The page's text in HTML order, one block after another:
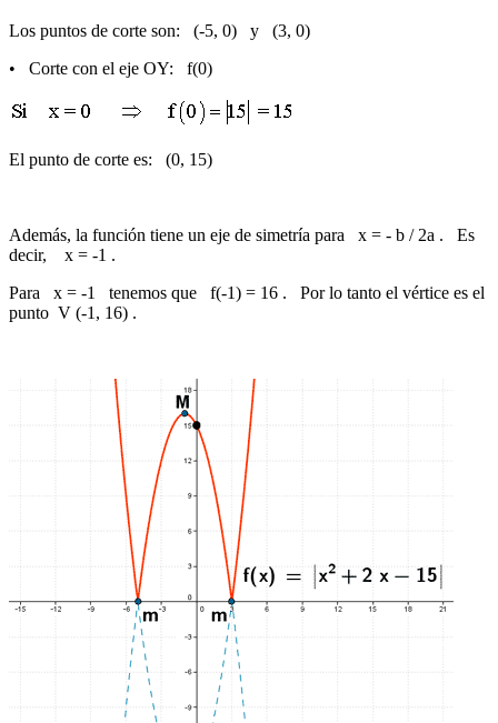
Los puntos de corte son: (-5, 0) y (3, 0)
• Corte con el eje OY: f(0)
El punto de corte es: (0, 15)
Además, la función tiene un eje de simetría para x = - b / 2a . Es
decir, x = -1 .
Para x = -1 tenemos que f(-1) = 16 . Por lo tanto el vértice es el
punto V (-1, 16) .